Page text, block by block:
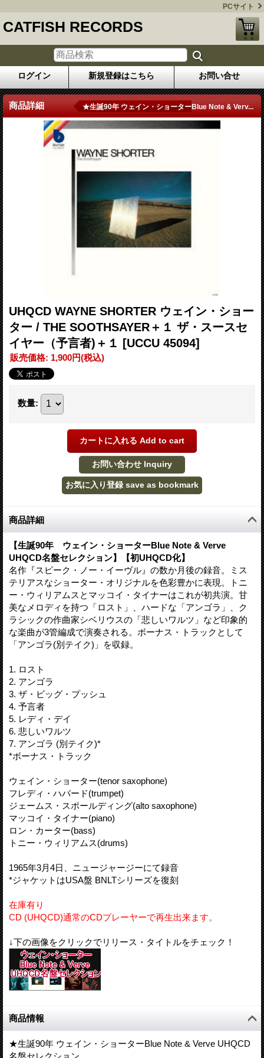
PCサイト
CATFISH RECORDS
ログイン 新規登録はこちら お問い合せ
商品詳細 ★生誕90年 ウェイン・ショーターBlue Note & Verv...
UHQCD WAYNE SHORTER ウェイン・ショー
ター / THE SOOTHSAYER＋１ ザ・スースセ
イヤー（予言者)＋１ [UCCU 45094]
販売価格: 1,900円(税込)
数量:
商品詳細
【生誕90年 ウェイン・ショーターBlue Note & Verve
UHQCD名盤セレクション】【初UHQCD化】
名作『スピーク・ノー・イーヴル』の数か月後の録音。ミス
テリアスなショーター・オリジナルを色彩豊かに表現。トニ
ー・ウィリアムスとマッコイ・タイナーはこれが初共演。甘
美なメロディを持つ「ロスト」、ハードな「アンゴラ」、ク
ラシックの作曲家シベリウスの「悲しいワルツ」など印象的
な楽曲が3管編成で演奏される。ボーナス・トラックとして
「アンゴラ(別テイク)」を収録。
1. ロスト
2. アンゴラ
3. ザ・ビッグ・プッシュ
4. 予言者
5. レディ・デイ
6. 悲しいワルツ
7. アンゴラ (別テイク)*
*ボーナス・トラック
ウェイン・ショーター(tenor saxophone)
フレディ・ハバード(trumpet)
ジェームス・スポールディング(alto saxophone)
マッコイ・タイナー(piano)
ロン・カーター(bass)
トニー・ウィリアムス(drums)
1965年3月4日、ニュージャージーにて録音
*ジャケットはUSA盤 BNLTシリーズを復刻
在庫有り
CD (UHQCD)通常のCDプレーヤーで再生出来ます。
↓下の画像をクリックでリリース・タイトルをチェック！
商品情報
★生誕90年 ウェイン・ショーターBlue Note & Verve UHQCD
名盤セレクション